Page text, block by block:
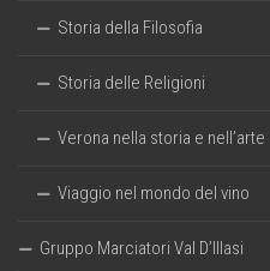
Storia della Filosofia
Storia delle Religioni
Verona nella storia e nell’arte
Viaggio nel mondo del vino
Gruppo Marciatori Val D’Illasi